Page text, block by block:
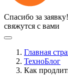
Спасибо за заявку!
свяжутся с вами
Главная
ТехноБлог
Как